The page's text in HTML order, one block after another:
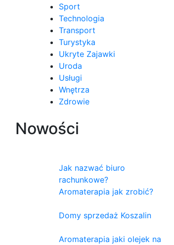
Sport
Technologia
Transport
Turystyka
Ukryte Zajawki
Uroda
Usługi
Wnętrza
Zdrowie
Nowości
Jak nazwać biuro
rachunkowe?
Aromaterapia jak zrobić?
Domy sprzedaż Koszalin
Aromaterapia jaki olejek na